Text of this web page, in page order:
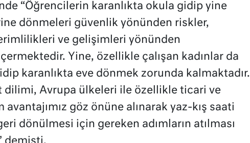
“Öğrencilerin karanlıkta okula gidip yine
dönmeleri güvenlik yönünden riskler,
ve gelişimleri yönünden
Yine, özellikle çalışan kadınlar da
karanlıkta eve dönmek zorunda kalmaktadır.
dilimi, Avrupa ülkeleri ile özellikle ticari ve
göz önüne alınarak yaz-kış saati
dönülmesi için gereken adımların atılması